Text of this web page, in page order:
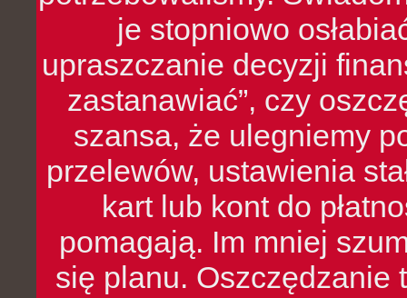
je stopniowo
upraszczanie decyzji
zastanawiać”, czy
szansa, że ulegniemy
przelewów, ustawienia
kart lub kont do
pomagają. Im mniej
się planu. Oszczędzanie